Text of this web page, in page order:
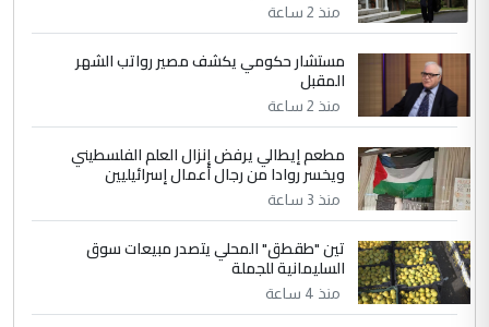
جنسية الرافد الثالث للعراق ومن اصول عريقة
ابا فرات ...
الموضوع :
الجواهري يرد على صدام حسين سل
مضجعيك يابن الزنا (نص كامل)
5 حيدر عاشور
التعليق : تحياتي لك استاذ حامدتركان. كلام
دقيق ومسؤول؛ فالاستثمار الحقيقي للإنسان
وثروات البلد يعتمد على الكفاءة ...
الموضوع :
بين الإهمال واغتصاب الأرض.. بلاد
الرافدين تعاني الجفاف والتصحر!!
منذ 2 ساعة
مستشار حكومي يكشف مصير رواتب الشهر
المقبل
منذ 2 ساعة
مطعم إيطالي يرفض إنزال العلم الفلسطيني
ويخسر روادا من رجال أعمال إسرائيليين
منذ 3 ساعة
تين "طقطق" المحلي يتصدر مبيعات سوق
السليمانية للجملة
منذ 4 ساعة